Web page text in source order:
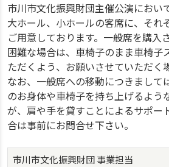
市川市文化振興財団主催公演におい
大ホール、小ホールの客席に、それ
ご用意しております。一般席を購入
困難な場合は、車椅子のまま車椅子
ただくよう、お願いさせていただく
なお、一般席への移動につきまして
のお身体や車椅子を持ち上げるよう
が、肩や手を貸すことによるサポー
合は事前にお問合せ下さい。
市川市文化振興財団 事業担当